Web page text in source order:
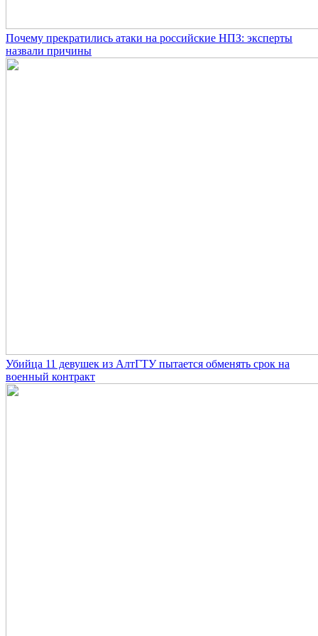
Почему прекратились атаки на российские НПЗ: эксперты
назвали причины
Убийца 11 девушек из АлтГТУ пытается обменять срок на
военный контракт